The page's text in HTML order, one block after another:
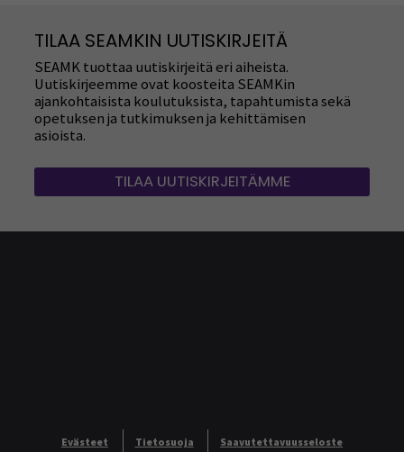
TILAA SEAMKIN UUTISKIRJEITÄ
SEAMK tuottaa uutiskirjeitä eri aiheista.
Uutiskirjeemme ovat koosteita SEAMKin
ajankohtaisista koulutuksista, tapahtumista sekä
opetuksen ja tutkimuksen ja kehittämisen
asioista.
TILAA UUTISKIRJEITÄMME
Evästeet Tietosuoja Saavutettavuusseloste